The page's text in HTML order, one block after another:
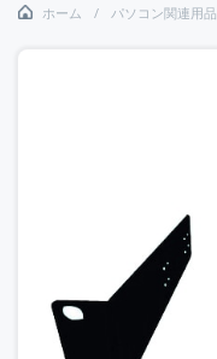
ホーム パソコン関連用品